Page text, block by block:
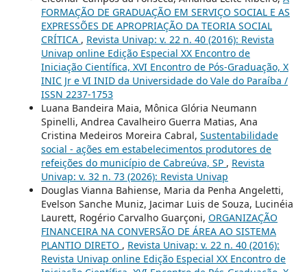
FORMAÇÃO DE GRADUAÇÃO EM SERVIÇO SOCIAL E AS
EXPRESSÕES DE APROPRIAÇÃO DA TEORIA SOCIAL
CRÍTICA , Revista Univap: v. 22 n. 40 (2016): Revista
Univap online Edição Especial XX Encontro de
Iniciação Científica, XVI Encontro de Pós-Graduação, X
INIC Jr e VI INID da Universidade do Vale do Paraíba /
ISSN 2237-1753
Luana Bandeira Maia, Mônica Glória Neumann
Spinelli, Andrea Cavalheiro Guerra Matias, Ana
Cristina Medeiros Moreira Cabral, Sustentabilidade
social - ações em estabelecimentos produtores de
refeições do município de Cabreúva, SP , Revista
Univap: v. 32 n. 73 (2026): Revista Univap
Douglas Vianna Bahiense, Maria da Penha Angeletti,
Evelson Sanche Muniz, Jacimar Luis de Souza, Lucinéia
Laurett, Rogério Carvalho Guarçoni, ORGANIZAÇÃO
FINANCEIRA NA CONVERSÃO DE ÁREA AO SISTEMA
PLANTIO DIRETO , Revista Univap: v. 22 n. 40 (2016):
Revista Univap online Edição Especial XX Encontro de